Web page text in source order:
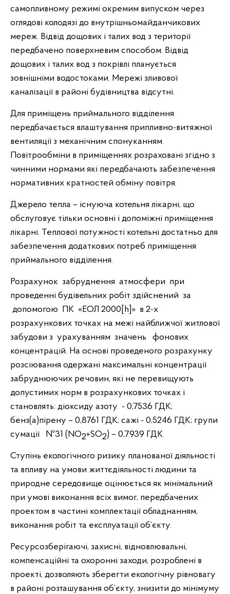
самопливному режимі окремим випуском через
оглядові колодязі до внутрішньомайданчикових
мереж. Відвід дощових і талих вод з території
передбачено поверхневим способом. Відвід
дощових і талих вод з покрівлі планується
зовнішніми водостоками. Мережі зливової
каналізації в районі будівництва відсутні.
Для приміщень приймального відділення
передбачається влаштування припливно-витяжної
вентиляції з механічним спонуканням.
Повітрообміни в приміщеннях розраховані згідно з
чинними нормами які передбачають забезпечення
нормативних кратностей обміну повітря.
Джерело тепла – існуюча котельня лікарні, що
обслуговує тільки основні і допоміжні приміщення
лікарні. Теплової потужності котельні достатньо для
забезпечення додаткових потреб приміщення
приймального відділення.
Розрахунок забруднення атмосфери при
проведенні будівельних робіт здійснений за
допомогою ПК «ЕОЛ 2000[h]» в 2-х
розрахункових точках на межі найближчої житлової
забудови з урахуванням значень фонових
концентрацій. На основі проведеного розрахунку
розсіювання одержані максимальні концентрації
забруднюючих речовин, які не перевищують
допустимих норм в розрахункових точках і
становлять: діоксиду азоту - 0,7536 ГДК;
бенз(а)пірену – 0,8761 ГДК; сажі - 0,5246 ГДК; групи
сумації №31 (NO2+SO2) – 0,7939 ГДК.
Ступінь екологічного ризику планованої діяльності
та впливу на умови життєдіяльності людини та
природне середовище оцінюється як мінімальний
при умові виконання всіх вимог, передбачених
проектом в частині комплектації обладнанням,
виконання робіт та експлуатації об’єкту.
Ресурсозберігаючі, захисні, відновлювальні,
компенсаційні та охоронні заходи, розроблені в
проекті, дозволяють зберегти екологічну рівновагу
в районі розташування об’єкту, знизити до мінімуму